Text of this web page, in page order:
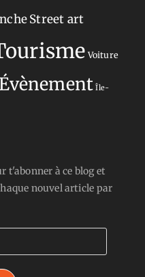
Street art
Voiture
Évènement Île-
t'abonner à ce blog et
nouvel article par